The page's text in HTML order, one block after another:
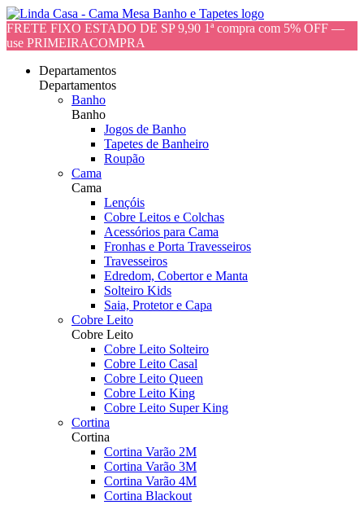
FRETE FIXO ESTADO DE SP 9,90 1ª compra com 5% OFF —
use PRIMEIRACOMPRA
Departamentos
Departamentos
Banho
Banho
Jogos de Banho
Tapetes de Banheiro
Roupão
Cama
Cama
Lençóis
Cobre Leitos e Colchas
Acessórios para Cama
Fronhas e Porta Travesseiros
Travesseiros
Edredom, Cobertor e Manta
Solteiro Kids
Saia, Protetor e Capa
Cobre Leito
Cobre Leito
Cobre Leito Solteiro
Cobre Leito Casal
Cobre Leito Queen
Cobre Leito King
Cobre Leito Super King
Cortina
Cortina
Cortina Varão 2M
Cortina Varão 3M
Cortina Varão 4M
Cortina Blackout